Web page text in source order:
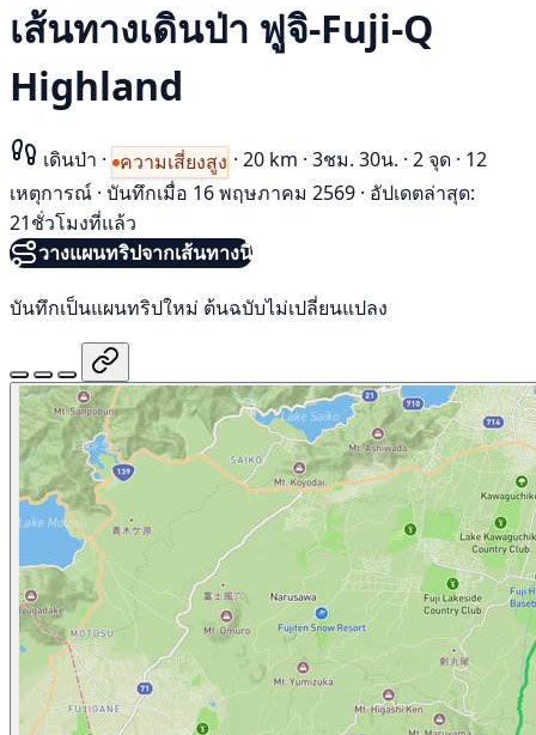
เส้นทางเดินป่า ฟูจิ-Fuji-Q
Highland
เดินป่า · ความเสี่ยงสูง · 20 km · 3ชม. 30น. · 2 จุด · 12
เหตุการณ์ · บันทึกเมื่อ 16 พฤษภาคม 2569 · อัปเดตล่าสุด:
21ชั่วโมงที่แล้ว
วางแผนทริปจากเส้นทางนี้
บันทึกเป็นแผนทริปใหม่ ต้นฉบับไม่เปลี่ยนแปลง